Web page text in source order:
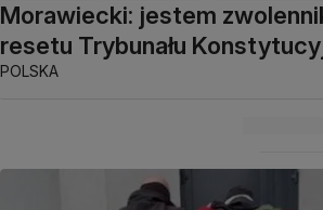
Morawiecki: jestem
resetu Trybunału
POLSKA